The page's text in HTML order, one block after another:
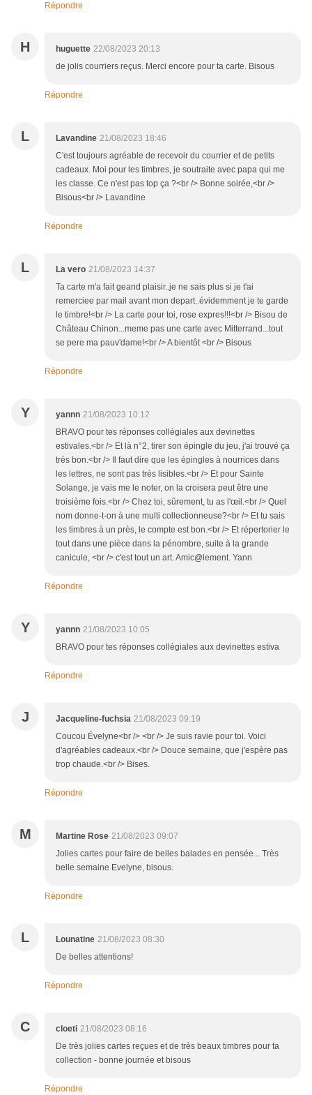
Répondre
H huguette 22/08/2023 20:13
de jolis courriers reçus. Merci encore pour ta carte. Bisous
Répondre
L Lavandine 21/08/2023 18:46
C'est toujours agréable de recevoir du courrier et de petits
cadeaux. Moi pour les timbres, je soutraite avec papa qui me
les classe. Ce n'est pas top ça ?<br /> Bonne soirée,<br />
Bisous<br /> Lavandine
Répondre
L La vero 21/08/2023 14:37
Ta carte m'a fait geand plaisir..je ne sais plus si je t'ai
remerciee par mail avant mon depart..évidemment je te garde
le timbre!<br /> La carte pour toi, rose expres!!!<br /> Bisou de
Château Chinon...meme pas une carte avec Mitterrand...tout
se pere ma pauv'dame!<br /> A bientôt <br /> Bisous
Répondre
Y yannn 21/08/2023 10:12
BRAVO pour tes réponses collégiales aux devinettes
estivales.<br /> Et là n°2, tirer son épingle du jeu, j'ai trouvé ça
très bon.<br /> Il faut dire que les épingles à nourrices dans
les lettres, ne sont pas très lisibles.<br /> Et pour Sainte
Solange, je vais me le noter, on la croisera peut être une
troisième fois.<br /> Chez toi, sûrement, tu as l'œil.<br /> Quel
nom donne-t-on à une multi collectionneuse?<br /> Et tu sais
les timbres à un près, le compte est bon.<br /> Et répertorier le
tout dans une pièce dans la pénombre, suite à la grande
canicule, <br /> c'est tout un art. Amic@lement. Yann
Répondre
Y yannn 21/08/2023 10:05
BRAVO pour tes réponses collégiales aux devinettes estiva
Répondre
J Jacqueline-fuchsia 21/08/2023 09:19
Coucou Évelyne<br /> <br /> Je suis ravie pour toi. Voici
d'agréables cadeaux.<br /> Douce semaine, que j'espère pas
trop chaude.<br /> Bises.
Répondre
M Martine Rose 21/08/2023 09:07
Jolies cartes pour faire de belles balades en pensée... Très
belle semaine Evelyne, bisous.
Répondre
L Lounatine 21/08/2023 08:30
De belles attentions!
Répondre
C cloeti 21/08/2023 08:16
De très jolies cartes reçues et de très beaux timbres pour ta
collection - bonne journée et bisous
Répondre